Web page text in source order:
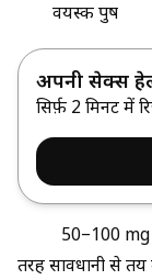
वयस्क पुरुष
अपनी सेक्स
सिर्फ़ 2 मिनट में
50–100
तरह सावधानी से तय